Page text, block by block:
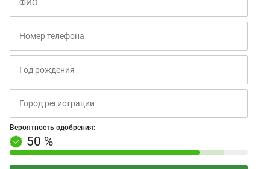
Вероятность одобрения:
+10% за третий шаг
Вероятность одобрения:
50 %